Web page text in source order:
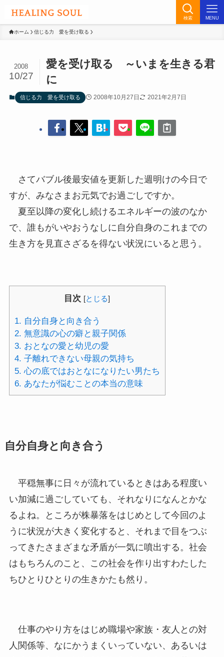
検索 MENU
ホーム 信じる力 愛を受け取る
愛を受け取る ～いまを生きる君
に
2008
10/27
信じる力 愛を受け取る 2008年10月27日 2021年2月7日
さてバブル後最安値を更新した週明けの今日で
すが、みなさまお元気でお過ごしですか。
夏至以降の変化し続けるエネルギーの波のなか
で、誰もがいやおうなしに自分自身のこれまでの
生き方を見直さざるを得ない状況にいると思う。
目次 [とじる]
1. 自分自身と向き合う
2. 無意識の心の癖と親子関係
3. おとなの愛と幼児の愛
4. 子離れできない母親の気持ち
5. 心の底ではおとなになりたい男たち
6. あなたが悩むことの本当の意味
自分自身と向き合う
平穏無事に日々が流れているときはある程度い
い加減に過ごしていても、それなりになんとかな
るよね。ところが株暴落をはじめとして今回のよ
うに状況が大きく変化すると、それまで目をつぶ
ってきたさまざまな矛盾が一気に噴出する。社会
はもちろんのこと、この社会を作り出すわたした
ちひとりひとりの生きかたも然り。
仕事のやり方をはじめ職場や家族・友人との対
人関係等、なにかうまくいっていない、あるいは